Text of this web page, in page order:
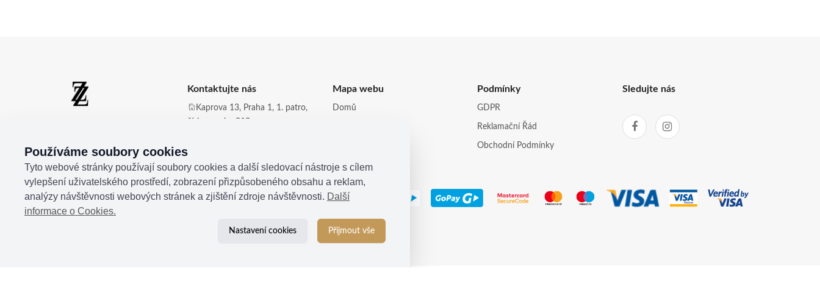
Kontaktujte nás
Kaprova 13, Praha 1, 1. patro,
Mapa webu
Domů
Podmínky
GDPR
Reklamační Řád
Obchodní Podmínky
Sledujte nás
Používáme soubory cookies
Tyto webové stránky používají soubory cookies a další sledovací nástroje s cílem
vylepšení uživatelského prostředí, zobrazení přizpůsobeného obsahu a reklam,
analýzy návštěvnosti webových stránek a zjištění zdroje návštěvnosti. Další
informace o Cookies.
Nastavení cookies Přijmout vše